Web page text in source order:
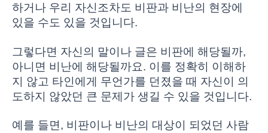
하거나 우리 자신조차도 비판과 비난의 현장에
있을 수도 있을 것입니다.
그렇다면 자신의 말이나 글은 비판에 해당될까,
아니면 비난에 해당될까요. 이를 정확히 이해하
지 않고 타인에게 무언가를 던졌을 때 자신이 의
도하지 않았던 큰 문제가 생길 수 있을 것입니다.
예를 들면, 비판이나 비난의 대상이 되었던 사람